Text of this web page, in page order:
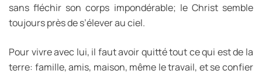
sans fléchir son corps impondérable; le Christ semble
toujours près de s’élever au ciel.
Pour vivre avec lui, il faut avoir quitté tout ce qui est de la
terre: famille, amis, maison, même le travail, et se confier